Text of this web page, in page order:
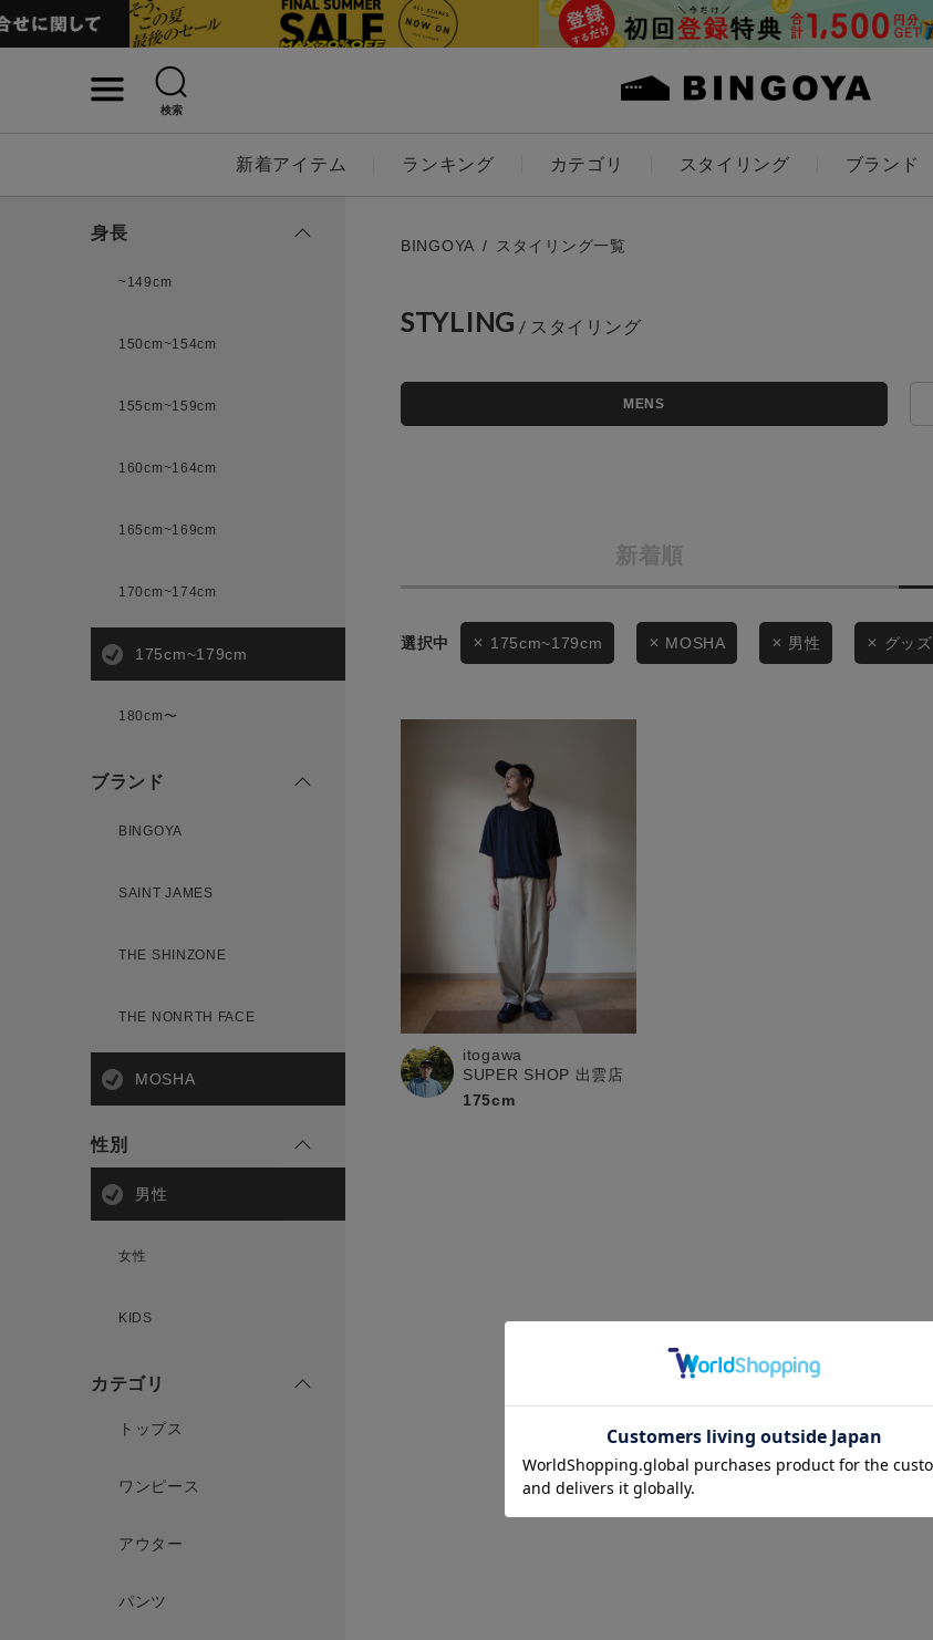
検索
新着アイテム ランキング カテゴリ スタイリング ブランド
ゲスト
ログイン / マイページ
スタイリングから探す
ブランドから探す
WEB限定アイテムを探す
履き比べ可能商品から探す
キーワード
価格
セール価格
身長
~149cm
150cm~154cm
155cm~159cm
160cm~164cm
165cm~169cm
170cm~174cm
175cm~179cm
180cm〜
ブランド
BINGOYA
SAINT JAMES
THE SHINZONE
THE NONRTH FACE
MOSHA
性別
男性
女性
KIDS
カテゴリ
トップス
ワンピース
アウター
パンツ
BINGOYA スタイリング一覧
STYLING
MENS
新着順
175cm~179cm MOSHA 男性 グッズ
itogawa
SUPER SHOP 出雲店
175cm